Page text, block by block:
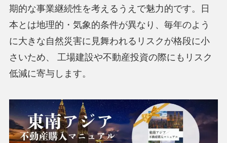
期的な事業継続性を考えるうえで魅力的です。日
本とは地理的・気象的条件が異なり、毎年のよう
に大きな自然災害に見舞われるリスクが格段に小
さいため、 工場建設や不動産投資の際にもリスク
低減に寄与します。